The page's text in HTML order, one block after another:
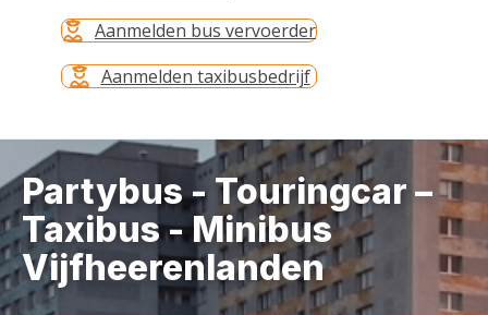
Aanmelden bus vervoerder
Aanmelden taxibusbedrijf
Partybus - Touringcar –
Taxibus - Minibus
Vijfheerenlanden